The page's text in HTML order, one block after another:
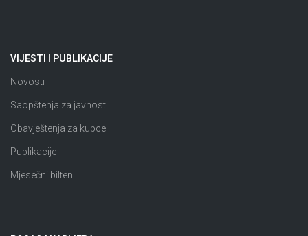
VIJESTI I PUBLIKACIJE
Novosti
Saopštenja za javnost
Obavještenja za kupce
Publikacije
Mjesečni bilten